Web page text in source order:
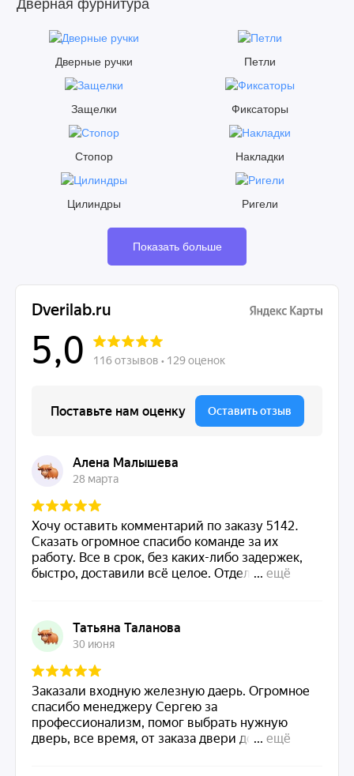
Дверная фурнитура
Дверные ручки Петли
Защелки Фиксаторы
Стопор Накладки
Цилиндры Ригели
Показать больше